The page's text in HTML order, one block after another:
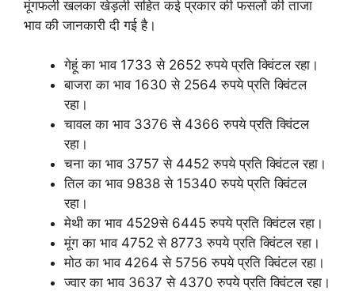
मूंगफली खलका खेड़ली सहित कई प्रकार की फसलों की ताजा
भाव की जानकारी दी गई है।
गेहूं का भाव 1733 से 2652 रुपये प्रति क्विंटल रहा।
बाजरा का भाव 1630 से 2564 रुपये प्रति क्विंटल
रहा।
चावल का भाव 3376 से 4366 रुपये प्रति क्विंटल
रहा।
चना का भाव 3757 से 4452 रुपये प्रति क्विंटल रहा।
तिल का भाव 9838 से 15340 रुपये प्रति क्विंटल
रहा।
मेथी का भाव 4529से 6445 रुपये प्रति क्विंटल रहा।
मूंग का भाव 4752 से 8773 रुपये प्रति क्विंटल रहा।
मोठ का भाव 4264 से 5756 रुपये प्रति क्विंटल रहा।
ज्वार का भाव 3637 से 4370 रुपये प्रति क्विंटल रहा।